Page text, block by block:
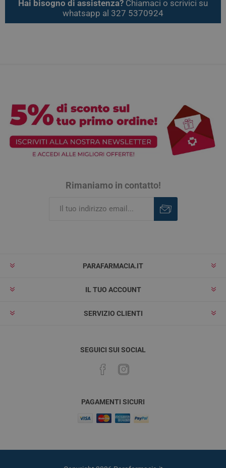
Hai bisogno di assistenza? Chiamaci o scrivici su
whatsapp al 327 5370924
Rimaniamo in contatto!
PARAFARMACIA.IT
IL TUO ACCOUNT
SERVIZIO CLIENTI
SEGUICI SUI SOCIAL
PAGAMENTI SICURI